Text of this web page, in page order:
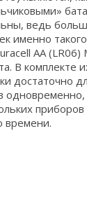
ведь
именно
AA (LR06)
В комплекте
достаточно
времени.